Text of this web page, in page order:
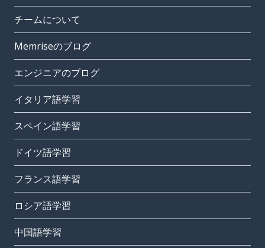
チームについて
Memriseのブログ
エンジニアのブログ
イタリア語学習
スペイン語学習
ドイツ語学習
フランス語学習
ロシア語学習
中国語学習